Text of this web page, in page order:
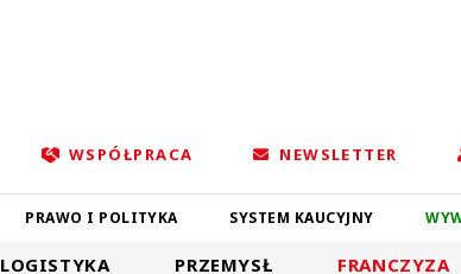
WSPÓŁPRACA NEWSLETTER
PRAWO I POLITYKA SYSTEM KAUCYJNY
LOGISTYKA PRZEMYSŁ FRANCZYZA